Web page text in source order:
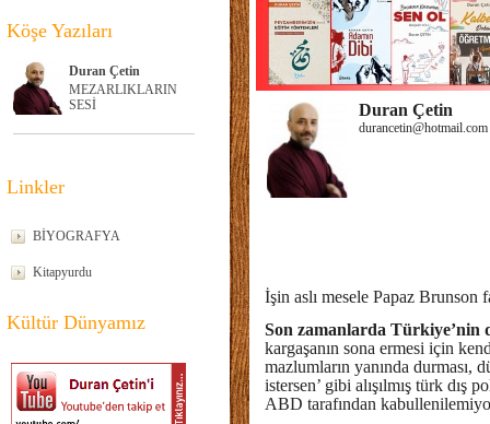
Köşe Yazıları
Duran Çetin
MEZARLIKLARIN
SESİ
Linkler
BİYOGRAFYA
Kitapyurdu
Kültür Dünyamız
Duran Çetin
durancetin@hotmail.com
İşin aslı mesele Papaz
Son zamanlarda Türkiye’nin
kargaşanın sona ermesi için
mazlumların yanında durması,
istersen’ gibi alışılmış türk dış
ABD tarafından